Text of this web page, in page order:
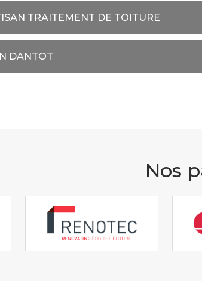
TRAITEMENT DE TOITURE
DANTOT
Nos